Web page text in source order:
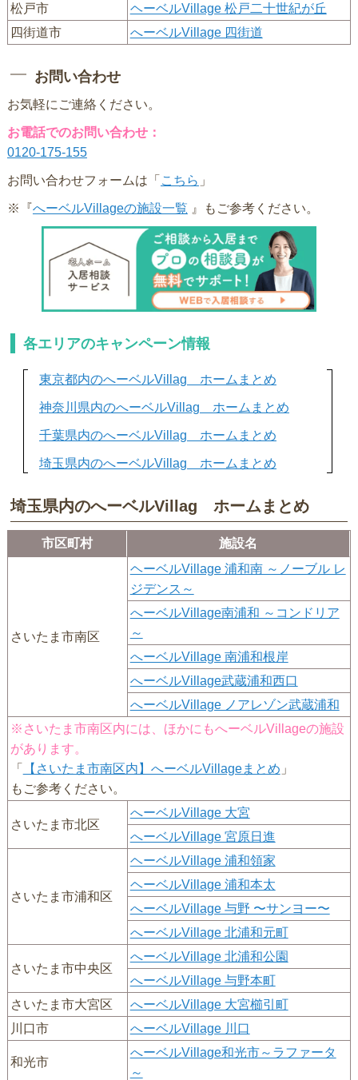
松戸市
ヘーベルVillage 松戸二十世紀が丘
四街道市
へーベルVillage 四街道
お問い合わせ
お気軽にご連絡ください。
お電話でのお問い合わせ：
0120-175-155
お問い合わせフォームは「 こちら 」
※『へーベルVillageの施設一覧 』もご参考ください。
各エリアのキャンペーン情報
東京都内のへーベルVillag ホームまとめ
神奈川県内のへーベルVillag ホームまとめ
千葉県内のへーベルVillag ホームまとめ
埼玉県内のへーベルVillag ホームまとめ
埼玉県内のへーベルVillag ホームまとめ
市区町村 施設名
さいたま市南区
ヘーベルVillage 浦和南 ～ノーブル レ
ジデンス～
へーベルVillage南浦和 ～コンドリア
～
へーベルVillage 南浦和根岸
へーベルVillage武蔵浦和西口
へーベルVillage ノアレゾン武蔵浦和
※さいたま市南区内には、ほかにもへーベルVillageの施設
があります。
「
【さいたま市南区内】へーベルVillageまとめ 」
もご参考ください。
さいたま市北区
へーベルVillage 大宮
へーベルVillage 宮原日進
さいたま市浦和区
ヘーベルVillage 浦和領家
ヘーベルVillage 浦和本太
へーベルVillage 与野 〜サンヨー〜
へーベルVillage 北浦和元町
さいたま市中央区
へーベルVillage 北浦和公園
へーベルVillage 与野本町
さいたま市大宮区
へーベルVillage 大宮櫛引町
川口市
へーベルVillage 川口
和光市
へーベルVillage和光市～ラファータ
～